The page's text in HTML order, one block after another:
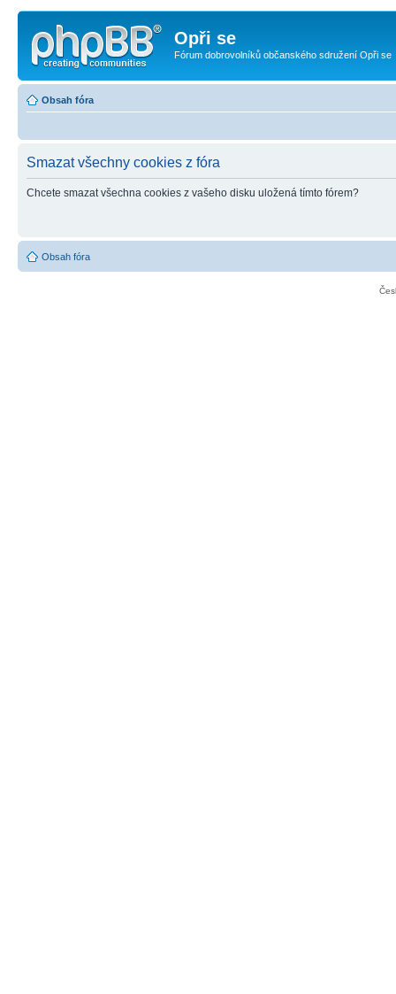
Opři se
Fórum dobrovolníků občanského sdružení Opři se
Obsah fóra
Smazat všechny cookies z fóra
Chcete smazat všechna cookies z vašeho disku uložená tímto fórem?
Obsah fóra